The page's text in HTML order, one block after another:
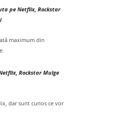
pe Netflix, Rockstar
maximum din
Rockstar Mulge
dar sunt curios ce vor